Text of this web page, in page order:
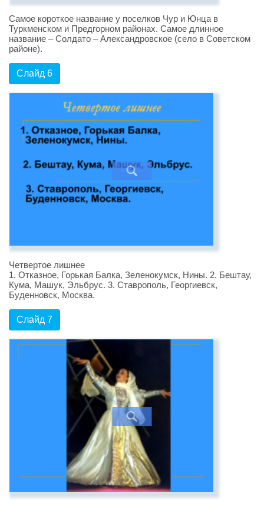
Самое короткое название у поселков Чур и Юнца в
Туркменском и Предгорном районах. Самое длинное
название – Солдато – Александровское (село в Советском
районе).
Слайд 6
Четвертое лишнее
1. Отказное, Горькая Балка, Зеленокумск, Нины. 2. Бештау,
Кума, Машук, Эльбрус. 3. Ставрополь, Георгиевск,
Буденновск, Москва.
Слайд 7